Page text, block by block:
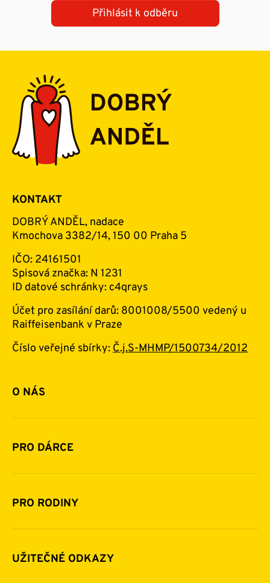
Přihlásit k odběru
KONTAKT
DOBRÝ ANDĚL, nadace
Kmochova 3382/14, 150 00 Praha 5
IČO: 24161501
Spisová značka: N 1231
ID datové schránky: c4qrays
Účet pro zasílání darů: 8001008/5500 vedený u
Raiffeisenbank v Praze
Číslo veřejné sbírky:Č.j.S-MHMP/1500734/2012
O NÁS
Základní informace o nadaci
Historie a zakladatelé
Financování
Pomoc v číslech
Napsali o nás
PRO DÁRCE
Jak pomáhat
Daňová uznatelnost darů
Další možnosti pomoci
Zpravodaje
PRO RODINY
Komu a jak pomáháme
Pravidla poskytování finanční pomoci
UŽITEČNÉ ODKAZY